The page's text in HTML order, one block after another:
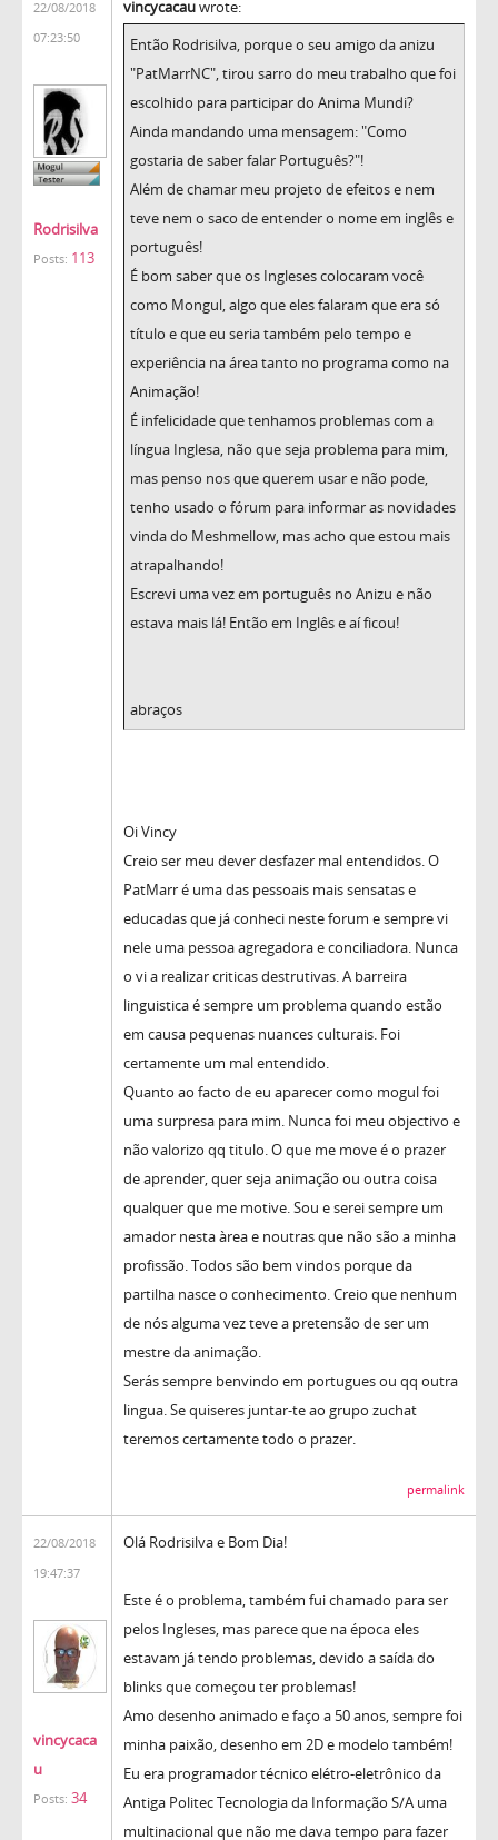
22/08/2018
07:23:50
Rodrisilva
Posts: 113
vincycacauwrote:
Então Rodrisilva, porque o seu amigo da anizu
"PatMarrNC", tirou sarro do meu trabalho que foi
escolhido para participar do Anima Mundi?
Ainda mandando uma mensagem: "Como
gostaria de saber falar Português?"!
Além de chamar meu projeto de efeitos e nem
teve nem o saco de entender o nome em inglês e
português!
É bom saber que os Ingleses colocaram você
como Mongul, algo que eles falaram que era só
título e que eu seria também pelo tempo e
experiência na área tanto no programa como na
Animação!
É infelicidade que tenhamos problemas com a
língua Inglesa, não que seja problema para mim,
mas penso nos que querem usar e não pode,
tenho usado o fórum para informar as novidades
vinda do Meshmellow, mas acho que estou mais
atrapalhando!
Escrevi uma vez em português no Anizu e não
estava mais lá! Então em Inglês e aí ficou!
abraços
Oi Vincy
Creio ser meu dever desfazer mal entendidos. O
PatMarr é uma das pessoais mais sensatas e
educadas que já conheci neste forum e sempre vi
nele uma pessoa agregadora e conciliadora. Nunca
o vi a realizar criticas destrutivas. A barreira
linguistica é sempre um problema quando estão
em causa pequenas nuances culturais. Foi
certamente um mal entendido.
Quanto ao facto de eu aparecer como mogul foi
uma surpresa para mim. Nunca foi meu objectivo e
não valorizo qq titulo. O que me move é o prazer
de aprender, quer seja animação ou outra coisa
qualquer que me motive. Sou e serei sempre um
amador nesta àrea e noutras que não são a minha
profissão. Todos são bem vindos porque da
partilha nasce o conhecimento. Creio que nenhum
de nós alguma vez teve a pretensão de ser um
mestre da animação.
Serás sempre benvindo em portugues ou qq outra
lingua. Se quiseres juntar-te ao grupo zuchat
teremos certamente todo o prazer.
permalink
22/08/2018
19:47:37
vincycaca
u
Posts: 34
Olá Rodrisilva e Bom Dia!
Este é o problema, também fui chamado para ser
pelos Ingleses, mas parece que na época eles
estavam já tendo problemas, devido a saída do
blinks que começou ter problemas!
Amo desenho animado e faço a 50 anos, sempre foi
minha paixão, desenho em 2D e modelo também!
Eu era programador técnico elétro-eletrônico da
Antiga Politec Tecnologia da Informação S/A uma
multinacional que não me dava tempo para fazer